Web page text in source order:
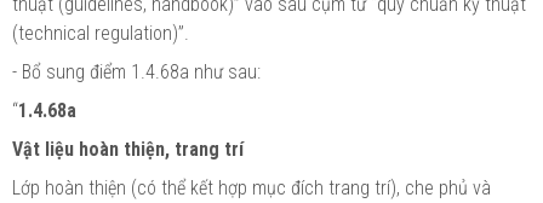
(technical regulation)”.
- Bổ sung điểm 1.4.68a như sau:
“1.4.68a
Vật liệu hoàn thiện, trang trí
Lớp hoàn thiện (có thể kết hợp mục đích trang trí), che phủ và